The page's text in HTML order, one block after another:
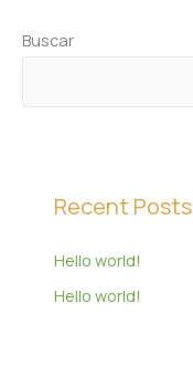
Buscar
Recent Posts
Hello world!
Hello world!